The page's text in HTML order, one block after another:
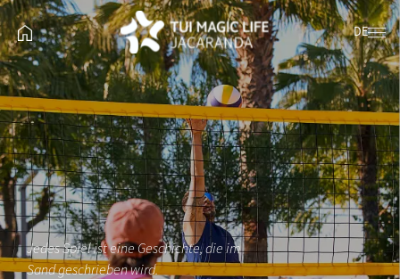
DE
Jedes Spiel ist eine Geschichte, die im
Sand geschrieben wird.